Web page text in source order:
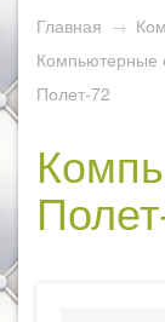
Главная →
Компьютерные
Полет-72